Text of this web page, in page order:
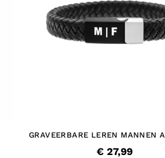
GRAVEERBARE LEREN MANNEN
€ 27,99